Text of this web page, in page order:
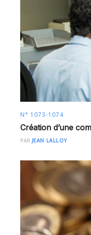
N° 1073-1074
Création d’une
PAR JEAN LALLOY